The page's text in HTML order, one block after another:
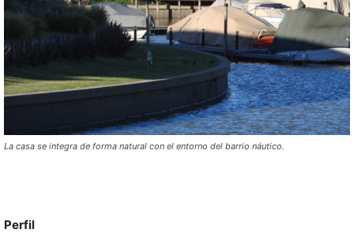
La casa se integra de forma natural con el entorno del barrio náutico.
Perfil